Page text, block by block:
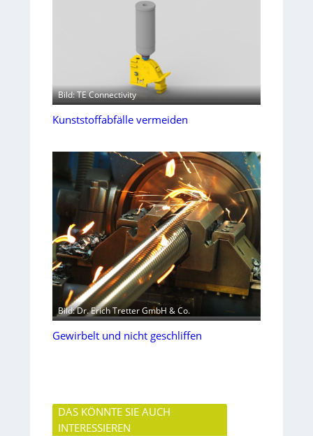
Bild: TE Connectivity
Kunststoffabfälle vermeiden
Bild: Dr. Erich Tretter GmbH & Co.
Gewirbelt und nicht geschliffen
DAS KÖNNTE SIE AUCH
INTERESSIEREN